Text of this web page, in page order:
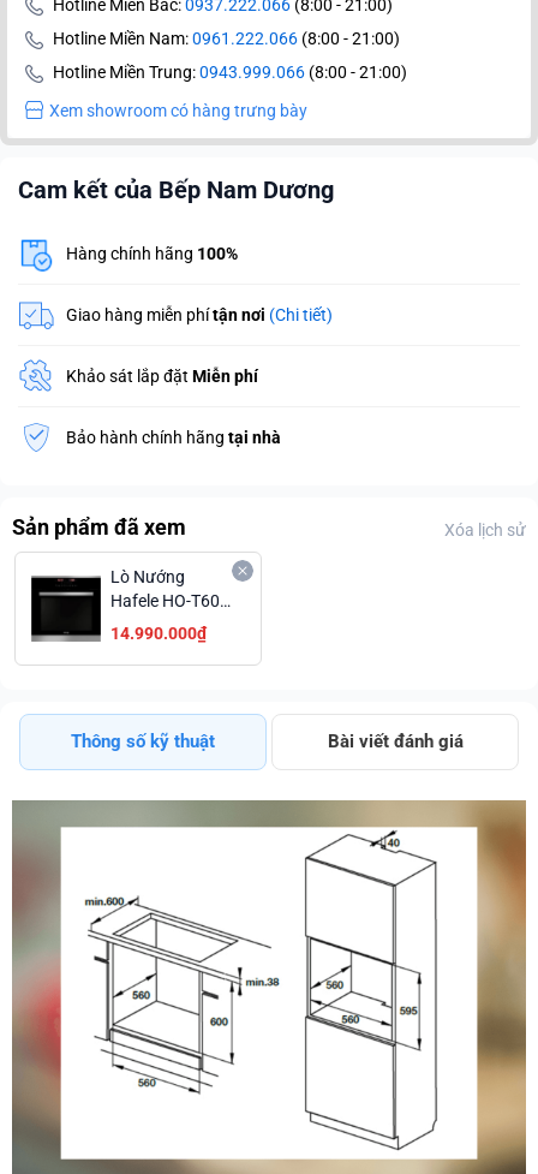
Hotline Miền Bắc:0937.222.066 (8:00 - 21:00)
Hotline Miền Nam:0961.222.066 (8:00 - 21:00)
Hotline Miền Trung:0943.999.066 (8:00 - 21:00)
Xem showroom có hàng trưng bày
Cam kết của Bếp Nam Dương
Hàng chính hãng 100%
Giao hàng miễn phítận nơi (Chi tiết)
Khảo sát lắp đặt Miễn phí
Bảo hành chính hãng tại nhà
Sản phẩm đã xem Xóa lịch sử
Lò Nướng
Hafele HO-T60D
534.05.561,
Tích Hợp 10 Chế
14.990.000₫
Thông số kỹ thuật Bài viết đánh giá